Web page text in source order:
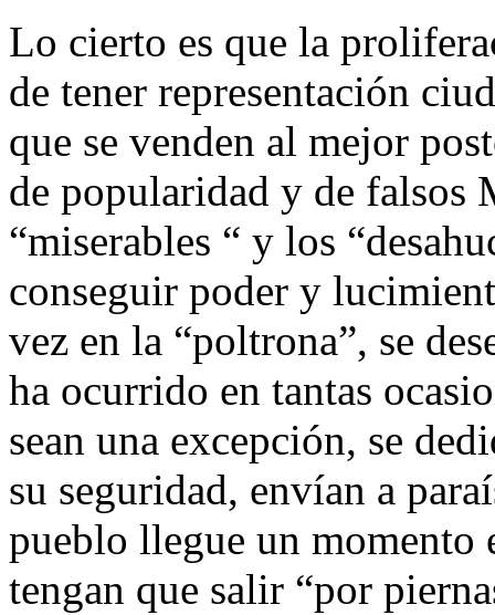
Lo cierto es que la
de tener representación
que se venden al mejor
de popularidad y de falsos
“miserables “ y los
conseguir poder y
vez en la “poltrona”, se
ha ocurrido en tantas
sean una excepción, se
su seguridad, envían a
pueblo llegue un momento
tengan que salir “por